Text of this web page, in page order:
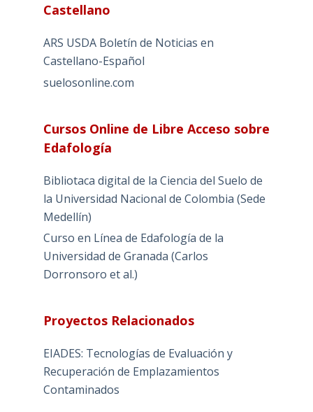
Castellano
ARS USDA Boletín de Noticias en
Castellano-Español
suelosonline.com
Cursos Online de Libre Acceso sobre
Edafología
Bibliotaca digital de la Ciencia del Suelo de
la Universidad Nacional de Colombia (Sede
Medellín)
Curso en Línea de Edafología de la
Universidad de Granada (Carlos
Dorronsoro et al.)
Proyectos Relacionados
EIADES: Tecnologías de Evaluación y
Recuperación de Emplazamientos
Contaminados